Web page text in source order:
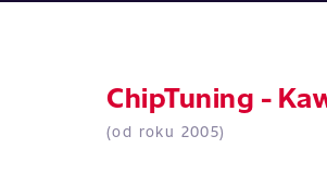
ChipTuning -
(od roku 2005)